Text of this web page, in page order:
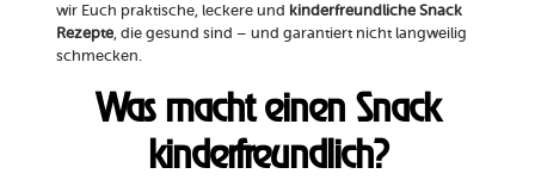
wir Euch praktische, leckere und kinderfreundliche Snack
Rezepte, die gesund sind – und garantiert nicht langweilig
schmecken.
Was macht einen Snack
kinderfreundlich?